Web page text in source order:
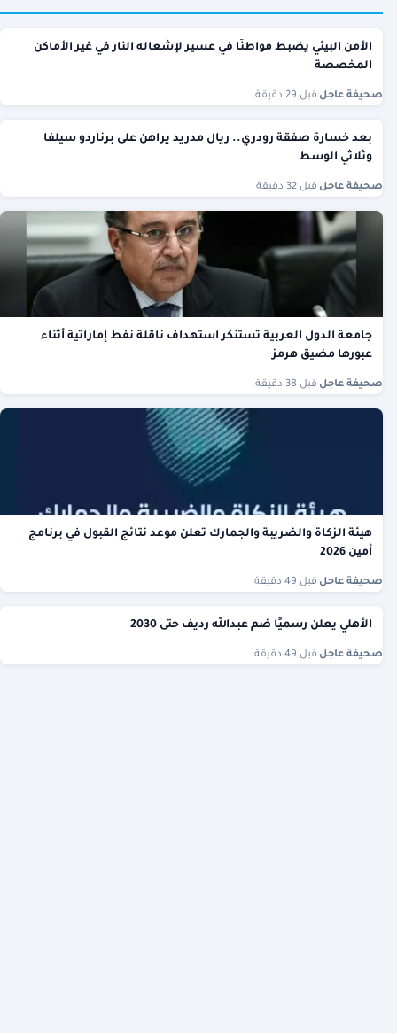
الأمن البيئي يضبط مواطنًا في عسير لإشعاله النار في غير الأماكن
المخصصة
صحيفة عاجل قبل 29 دقيقة
بعد خسارة صفقة رودري.. ريال مدريد يراهن على برناردو سيلفا
وثلاثي الوسط
صحيفة عاجل قبل 32 دقيقة
جامعة الدول العربية تستنكر استهداف ناقلة نفط إماراتية أثناء
عبورها مضيق هرمز
صحيفة عاجل قبل 38 دقيقة
هيئة الزكاة والضريبة والجمارك تعلن موعد نتائج القبول في برنامج
أمين 2026
صحيفة عاجل قبل 49 دقيقة
الأهلي يعلن رسميًا ضم عبدالله رديف حتى 2030
صحيفة عاجل قبل 49 دقيقة